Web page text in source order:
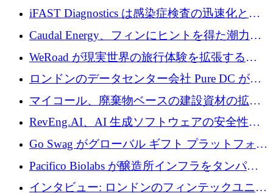
の商業化ギャップを埋めるために2,000万ユー
ロのディープテック基金を立ち上げる
iFAST Diagnostics は感染症検査の迅速化と抗
菌薬耐性への取り組みに 500 万ポンドを寄付
Caudal Energy、フィンにヒントを得た潮力発
電技術の規模拡大に向けて 430 万ポンドを調
WeRoad が現実世界の旅行体験を拡張するた
めに 5,800 万ドルを獲得
ロンドンのデータセンター会社 Pure DC が欧
州と中東の拡張に 27 億ドルを確保
マイコール、廃棄物ベースの建設資材の拡大
に400万ポンドを投資
RevEng.AI、AI 生成ソフトウェアの安全性を
確保するために 1,500 万ドルを調達
Go Swag がグローバル ギフト プラットフォー
ムを拡大するために 500 万ドルを調達
Pacifico Biolabs が醸造所インフラをタンパク
質生産に転換するために 700 万ユーロを調達
インタビュー: ロンドンのフィンテックユニコ